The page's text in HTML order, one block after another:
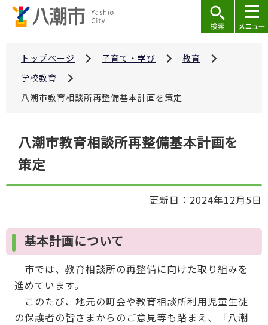
トップページ 子育て・学び
教育
学校教育
八潮市教育相談所再整備基本計画を策定
八潮市教育相談所再整備基本計画を
策定
更新日：2024年12月5日
基本計画について
市では、教育相談所の再整備に向けた取り組みを
進めています。
このたび、地元の町会や教育相談所利用児童生徒
の保護者の皆さまからのご意見等も踏まえ、「八潮